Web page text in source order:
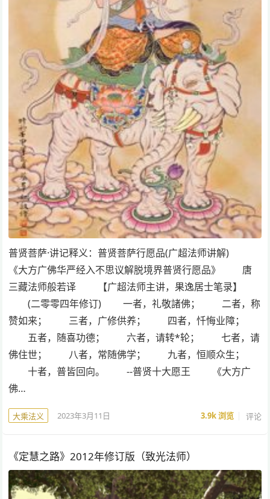
普贤菩萨·讲记释义：普贤菩萨行愿品(广超法师讲解)
《大方广佛华严经入不思议解脱境界普贤行愿品》 唐
三藏法师般若译 【广超法师主讲，果逸居士笔录】
(二零零四年修订) 一者，礼敬諸佛； 二者，称
赞如来； 三者，广修供养； 四者，忏悔业障；
五者，随喜功德； 六者，请转*轮； 七者，请
佛住世； 八者，常随佛学； 九者，恒顺众生；
十者，普皆回向。 --普贤十大愿王 《大方广
佛…
大乘法义 2023年3月11日 3.9k浏览 评论
《定慧之路》2012年修订版（致光法师）